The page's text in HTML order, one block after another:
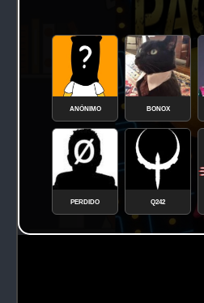
ANÓNIMO BONOX
PERDIDO Q242